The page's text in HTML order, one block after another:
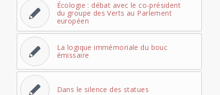
Écologie : débat avec le co-président
du groupe des Verts au Parlement
européen
La logique immémoriale du bouc
émissaire
Dans le silence des statues